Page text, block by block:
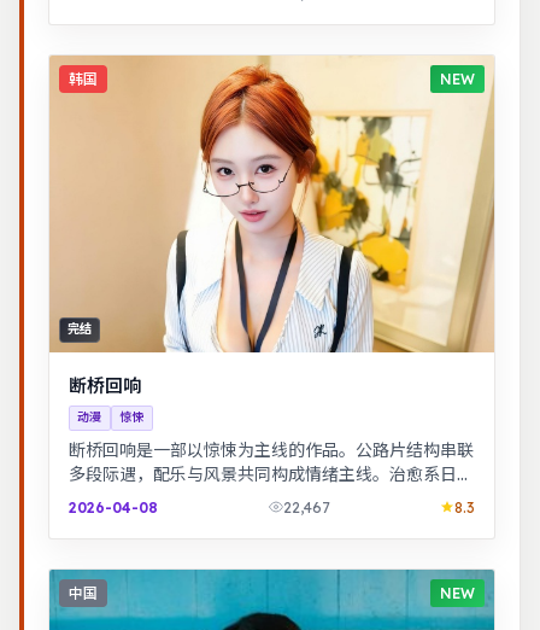
韩国 NEW
完结
断桥回响
动漫 惊悚
断桥回响是一部以惊悚为主线的作品。公路片结构串联
多段际遇，配乐与风景共同构成情绪主线。治愈系日常
流，节奏舒缓，适合放松解压观看。
2026-04-08 22,467 8.3
中国 NEW